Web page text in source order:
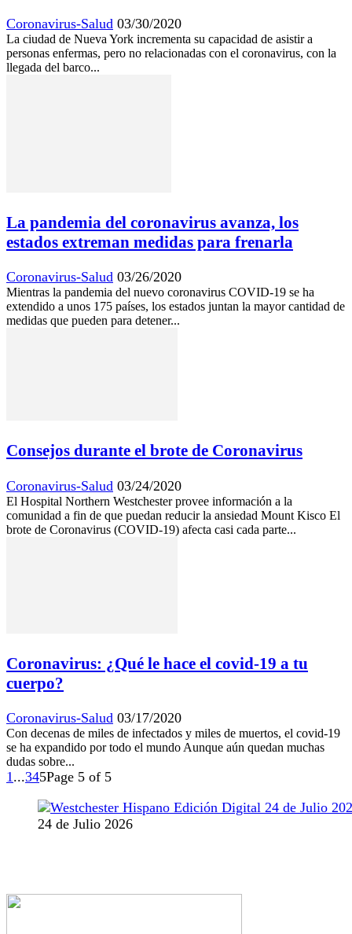
Coronavirus-Salud 03/30/2020
La ciudad de Nueva York incrementa su capacidad de asistir a
personas enfermas, pero no relacionadas con el coronavirus, con la
llegada del barco...
La pandemia del coronavirus avanza, los
estados extreman medidas para frenarla
Coronavirus-Salud 03/26/2020
Mientras la pandemia del nuevo coronavirus COVID-19 se ha
extendido a unos 175 países, los estados juntan la mayor cantidad de
medidas que pueden para detener...
Consejos durante el brote de Coronavirus
Coronavirus-Salud 03/24/2020
El Hospital Northern Westchester provee información a la
comunidad a fin de que puedan reducir la ansiedad Mount Kisco El
brote de Coronavirus (COVID-19) afecta casi cada parte...
Coronavirus: ¿Qué le hace el covid-19 a tu
cuerpo?
Coronavirus-Salud 03/17/2020
Con decenas de miles de infectados y miles de muertos, el covid-19
se ha expandido por todo el mundo Aunque aún quedan muchas
dudas sobre...
1 ...345Page 5 of 5
24 de Julio 2026